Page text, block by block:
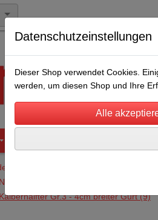
Halfter für Rinder, Kühe,
Nylonhalfter MIT Kette oder Zugband
Kälberhalfter Gr.3 - 4cm breiter Gurt(9)
Datenschutzeinstellungen
Dieser Shop verwendet Cookies.
werden, um diesen Shop und Ihre